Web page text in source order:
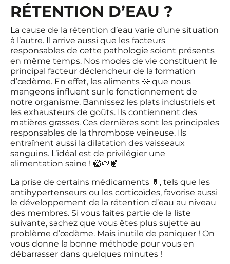
RÉTENTION D’EAU ?
La cause de la rétention d’eau varie d’une situation
à l’autre. Il arrive aussi que les facteurs
responsables de cette pathologie soient présents
en même temps. Nos modes de vie constituent le
principal facteur déclencheur de la formation
d’œdème. En effet, les aliments 🥘 que nous
mangeons influent sur le fonctionnement de
notre organisme. Bannissez les plats industriels et
les exhausteurs de goûts. Ils contiennent des
matières grasses. Ces dernières sont les principales
responsables de la thrombose veineuse. Ils
entraînent aussi la dilatation des vaisseaux
sanguins. L’idéal est de privilégier une
alimentation saine ! 🥝🍉🦞
La prise de certains médicaments 💊, tels que les
antihypertenseurs ou les corticoïdes, favorise aussi
le développement de la rétention d’eau au niveau
des membres. Si vous faites partie de la liste
suivante, sachez que vous êtes plus sujette au
problème d’œdème. Mais inutile de paniquer ! On
vous donne la bonne méthode pour vous en
débarrasser dans quelques minutes !